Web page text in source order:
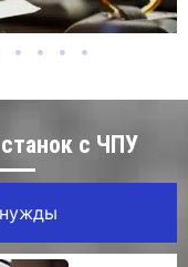
с ЧПУ